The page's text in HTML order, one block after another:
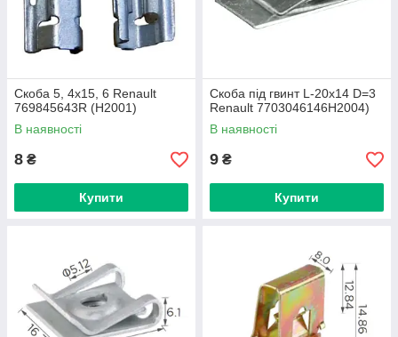
Скоба 5, 4x15, 6 Renault
769845643R (H2001)
В наявності
8 ₴
Купити
Скоба під гвинт L-20x14 D=3
Renault 7703046146H2004)
В наявності
9 ₴
Купити